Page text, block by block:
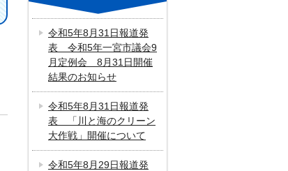
令和5年8月31日報道発
表 令和5年一宮市議会9
月定例会 8月31日開催
結果のお知らせ
令和5年8月31日報道発
表 「川と海のクリーン
大作戦」開催について
令和5年8月29日報道発